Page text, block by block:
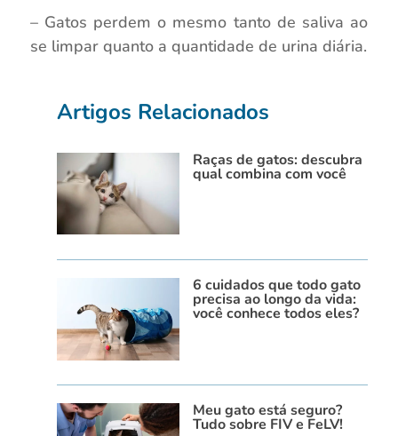
– Gatos perdem o mesmo tanto de saliva ao
se limpar quanto a quantidade de urina diária.
Artigos Relacionados
Raças de gatos: descubra
qual combina com você
6 cuidados que todo gato
precisa ao longo da vida:
você conhece todos eles?
Meu gato está seguro?
Tudo sobre FIV e FeLV!